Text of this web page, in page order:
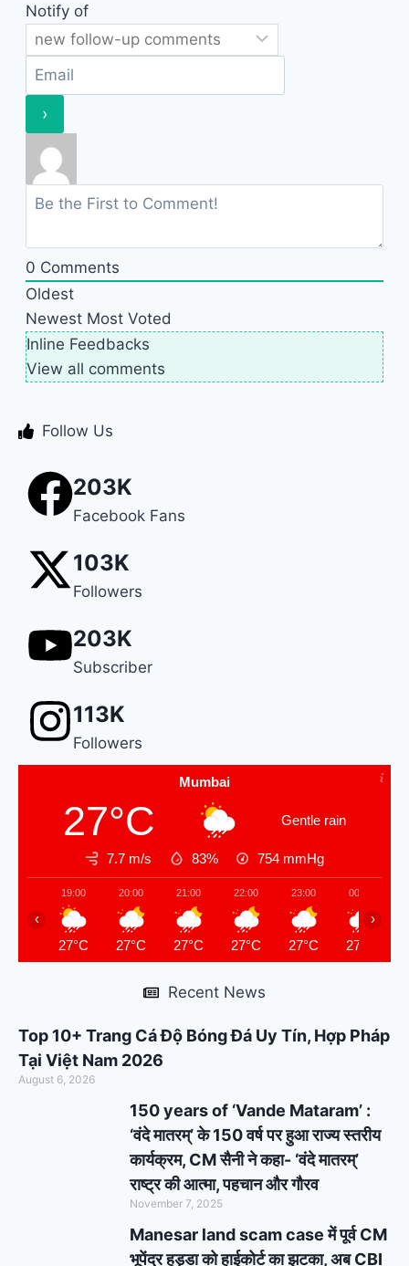
Notify of
0 Comments
Oldest
Newest Most Voted
Inline Feedbacks
View all comments
Follow Us
203K
Facebook Fans
103K
Followers
203K
Subscriber
113K
Followers
Mumbai
27°C Gentle rain
7.7 m/s 83% 754 mmHg
19:00
27°C
20:00
27°C
21:00
27°C
22:00
27°C
23:00
27°C
00:00
27°C
‹ ›
Recent News
Top 10+ Trang Cá Độ Bóng Đá Uy Tín, Hợp Pháp
Tại Việt Nam 2026
August 6, 2026
150 years of ‘Vande Mataram’ :
‘वंदे मातरम्’ के 150 वर्ष पर हुआ राज्य स्तरीय
कार्यक्रम, CM सैनी ने कहा- ‘वंदे मातरम्’
राष्ट्र की आत्मा, पहचान और गौरव
November 7, 2025
Manesar land scam case में पूर्व CM
भूपेंद्र हुड्डा को हाईकोर्ट का झटका, अब CBI